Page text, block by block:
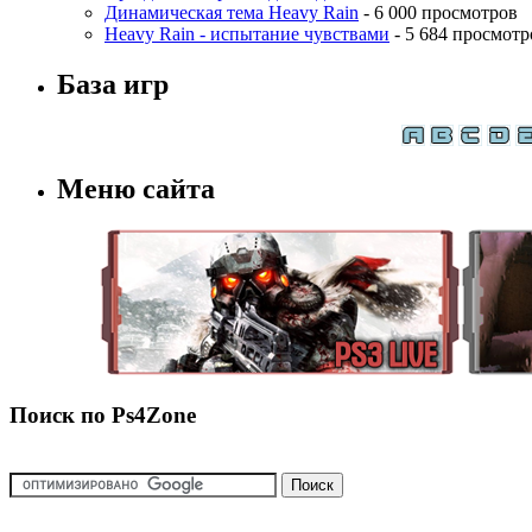
Динамическая тема Heavy Rain - 6 000 просмотров
Heavy Rain - испытание чувствами - 5 684
База игр
Меню сайта
Поиск по Ps4Zone